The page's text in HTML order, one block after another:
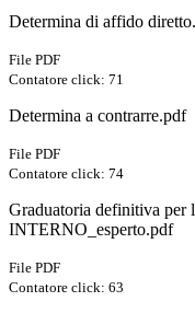
Determina di affido
File PDF
Contatore click: 71
Determina a contrarre.pdf
File PDF
Contatore click: 74
Graduatoria definitiva
INTERNO_esperto.pdf
File PDF
Contatore click: 63